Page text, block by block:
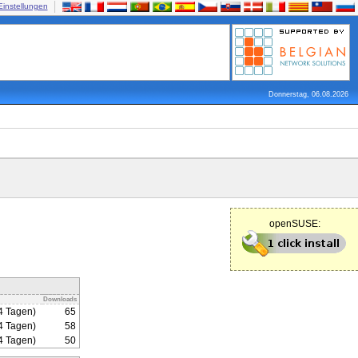
Donnerstag, 06.08.2026
openSUSE:
Downloads
Tagen)
65
Tagen)
58
Tagen) 50